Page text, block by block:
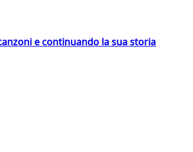
e continuando la sua storia